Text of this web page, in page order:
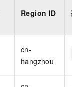
Region ID 基
cn-
hangzhou